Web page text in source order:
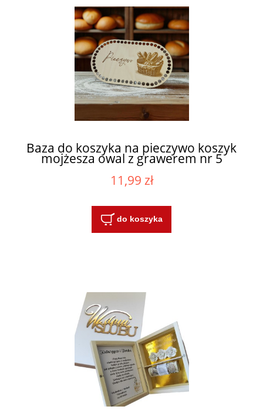
Baza do koszyka na pieczywo koszyk
mojżesza owal z grawerem nr 5
11,99 zł
do koszyka